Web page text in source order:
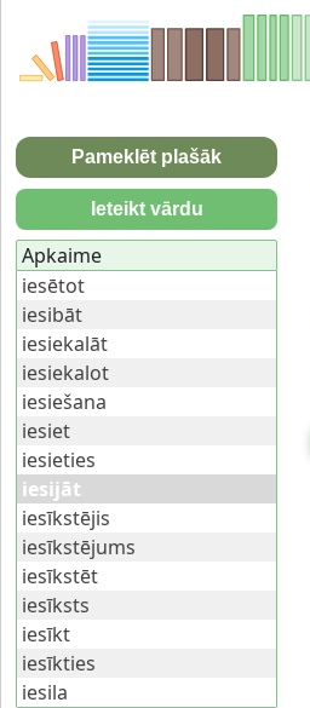
Pameklēt plašāk
Ieteikt vārdu
Apkaime
iesētot
iesibāt
iesiekalāt
iesiekalot
iesiešana
iesiet
iesieties
iesijāt
iesīkstējis
iesīkstējums
iesīkstēt
iesīksts
iesīkt
iesīkties
iesila